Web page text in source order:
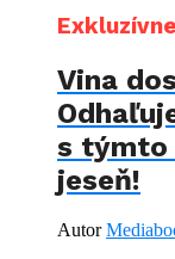
Exkluzívne
Vina
s týmto
jeseň!
Autor